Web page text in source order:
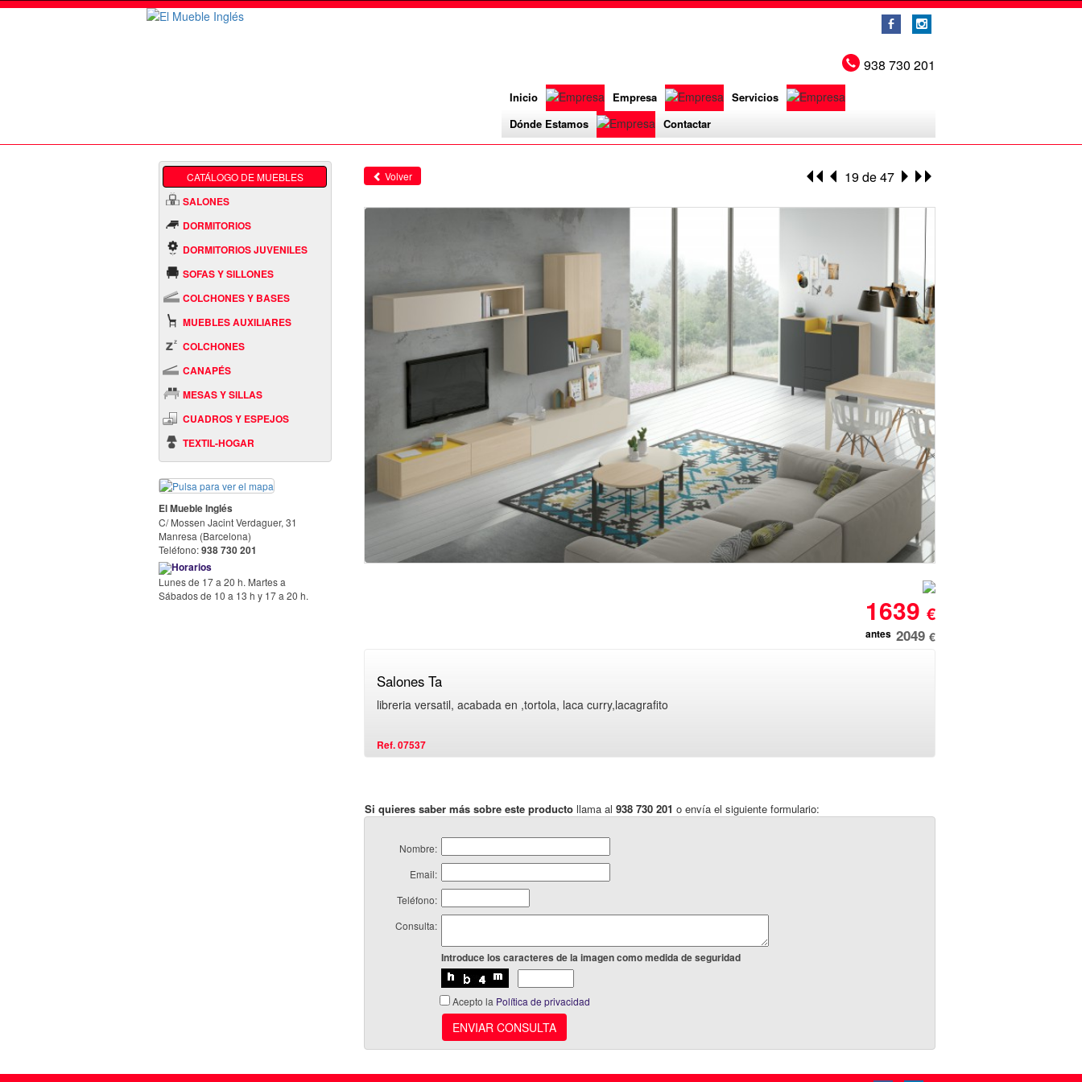
b x
938 730 201
Inicio Empresa
Servicios
Dónde Estamos
Contactar
CATÁLOGO DE MUEBLES
SALONES
DORMITORIOS
DORMITORIOS JUVENILES
SOFAS Y SILLONES
COLCHONES Y BASES
MUEBLES AUXILIARES
COLCHONES
CANAPÉS
MESAS Y SILLAS
CUADROS Y ESPEJOS
TEXTIL-HOGAR
El Mueble Inglés
C/ Mossen Jacint Verdaguer, 31
Manresa (Barcelona)
Teléfono:938 730 201
Horarios
Lunes de 17 a 20 h. Martes a
Sábados de 10 a 13 h y 17 a 20 h.
19 de 47
Volver
1639 €
antes 2049 €
Salones Ta
libreria versatil, acabada en ,tortola, laca curry,lacagrafito
Ref. 07537
Si quieres saber más sobre este producto llama al 938 730 201 o envía el siguiente formulario:
Nombre:
Email:
Teléfono:
Consulta:
Introduce los caracteres de la imagen como medida de seguridad
Acepto la Política de privacidad
ENVIAR CONSULTA